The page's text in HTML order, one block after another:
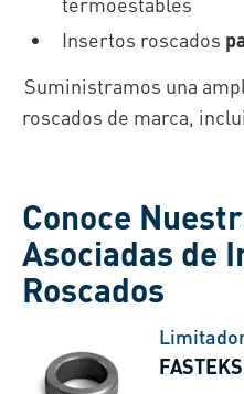
Insertos roscados
Suministramos una
roscados de marca,
Conoce
Asociadas de
Roscados